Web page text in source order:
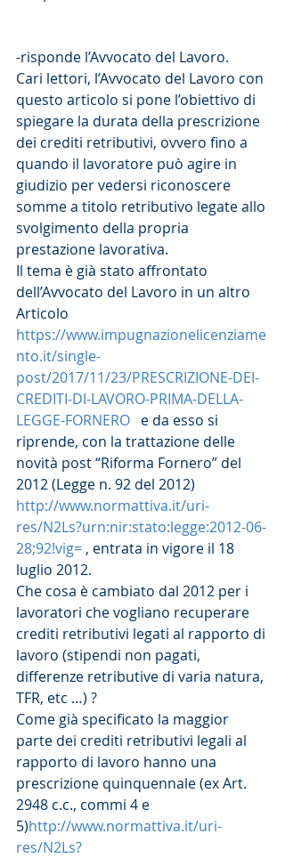
-risponde l’Avvocato del Lavoro.
Cari lettori, l’Avvocato del Lavoro con
questo articolo si pone l’obiettivo di
spiegare la durata della prescrizione
dei crediti retributivi, ovvero fino a
quando il lavoratore può agire in
giudizio per vedersi riconoscere
somme a titolo retributivo legate allo
svolgimento della propria
prestazione lavorativa.
Il tema è già stato affrontato
dell’Avvocato del Lavoro in un altro
Articolo
https://www.impugnazionelicenziame
nto.it/single-
post/2017/11/23/PRESCRIZIONE-DEI-
CREDITI-DI-LAVORO-PRIMA-DELLA-
LEGGE-FORNERO
   e da esso si
riprende, con la trattazione delle
novità post “Riforma Fornero” del
2012 (Legge n. 92 del 2012)
http://www.normattiva.it/uri-
res/N2Ls?urn:nir:stato:legge:2012-06-
28;92!vig= , entrata in vigore il 18
luglio 2012.
Che cosa è cambiato dal 2012 per i
lavoratori che vogliano recuperare
crediti retributivi legati al rapporto di
lavoro (stipendi non pagati,
differenze retributive di varia natura,
TFR, etc …) ?
Come già specificato la maggior
parte dei crediti retributivi legali al
rapporto di lavoro hanno una
prescrizione quinquennale (ex Art.
2948 c.c., commi 4 e
5)http://www.normattiva.it/uri-
res/N2Ls?